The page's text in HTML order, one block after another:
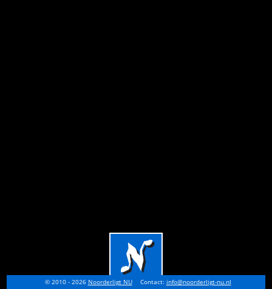
© 2010 - 2026 Noorderligt NU Contact: info@noorderligt-nu.nl